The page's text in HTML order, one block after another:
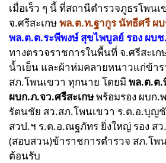
เมื่อเร็ว ๆ นี้ ที่สถานีตำรวจภูธรโพนเ
จ.ศรีสะเกษพล.ต.ท.ฐากูร นัทธีศรี ผ
พล.ต.ต.ระพีพงษ์ สุขไพบูลย์ รอง ผบ
ทางตรวจราชการในพื้นที่ จ.ศรีสะเก
น้ำเย็น และผ้าห่มคลายหนาวแก่ข้า
สภ.โพนเขวา ทุกนาย โดยมี พล.ต.ต
ผบก.ภ.จว.ศรีสะเกษพร้อมรอง ผบก
รัตนชัย สว.สภ.โพนเขวา ร.ต.อ.บุญ
สวป.ฯ ร.ต.อ.ณฐภัทร ยิ่งใหญ่ รอง สว.
(สอบสวน)ข้าราชการตำรวจ สภ.โพ
ต้อนรับ